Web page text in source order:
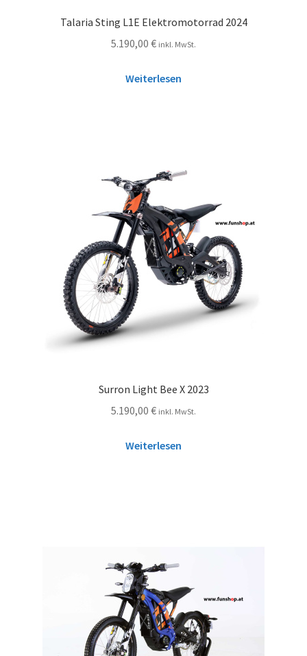
Talaria Sting L1E Elektromotorrad 2024
5.190,00 € inkl. MwSt.
Weiterlesen
Surron Light Bee X 2023
5.190,00 € inkl. MwSt.
Weiterlesen